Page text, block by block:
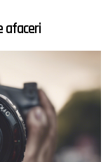
afaceri